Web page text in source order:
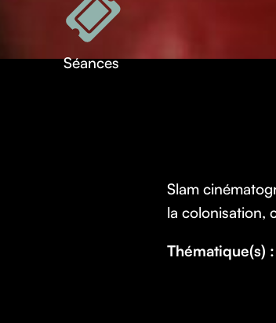
Séances
Slam
la colonisation,
Thématique(s) :